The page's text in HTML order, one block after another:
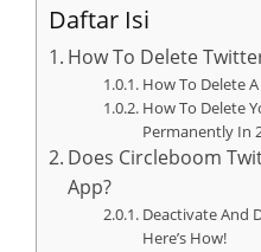
Daftar Isi
How To Delete
How To Delete
How To Delete
Permanently In
Does Circleboom
App?
Deactivate And
Here’s How!